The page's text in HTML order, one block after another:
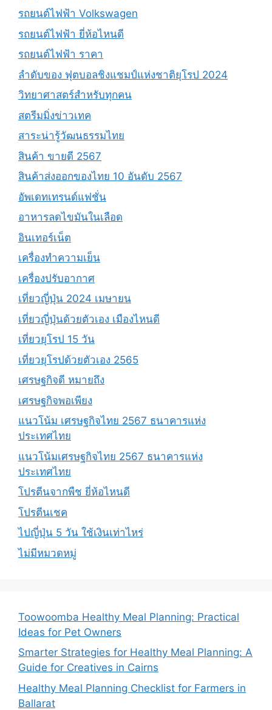
รถยนต์ไฟฟ้า Volkswagen
รถยนต์ไฟฟ้า ยี่ห้อไหนดี
รถยนต์ไฟฟ้า ราคา
ลำดับของ ฟุตบอลชิงแชมป์แห่งชาติยุโรป 2024
วิทยาศาสตร์สำหรับทุกคน
สตรีมมิ่งข่าวเทค
สาระน่ารู้วัฒนธรรมไทย
สินค้า ขายดี 2567
สินค้าส่งออกของไทย 10 อันดับ 2567
อัพเดทเทรนด์แฟชั่น
อาหารลดไขมันในเลือด
อินเทอร์เน็ต
เครื่องทำความเย็น
เครื่องปรับอากาศ
เที่ยวญี่ปุ่น 2024 เมษายน
เที่ยวญี่ปุ่นด้วยตัวเอง เมืองไหนดี
เที่ยวยุโรป 15 วัน
เที่ยวยุโรปด้วยตัวเอง 2565
เศรษฐกิจดี หมายถึง
เศรษฐกิจพอเพียง
แนวโน้ม เศรษฐกิจไทย 2567 ธนาคารแห่ง
ประเทศไทย
แนวโน้มเศรษฐกิจไทย 2567 ธนาคารแห่ง
ประเทศไทย
โปรตีนจากพืช ยี่ห้อไหนดี
โปรตีนเชค
ไปญี่ปุ่น 5 วัน ใช้เงินเท่าไหร่
ไม่มีหมวดหมู่
Toowoomba Healthy Meal Planning: Practical
Ideas for Pet Owners
Smarter Strategies for Healthy Meal Planning: A
Guide for Creatives in Cairns
Healthy Meal Planning Checklist for Farmers in
Ballarat